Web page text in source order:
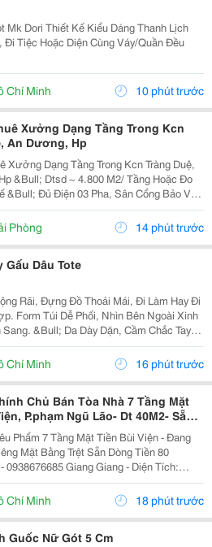
Mk Dori Thiết Kế Kiểu Dáng Thanh Lịch
Đi Tiệc Hoặc Diện Cùng Váy/Quần Đều
Chí Minh 10 phút trước
Xưởng Dạng Tầng Trong Kcn
An Dương, Hp
Xưởng Dạng Tầng Trong Kcn Tràng Duệ,
&Bull; Dtsd ~ 4.800 M2/ Tầng Hoặc Đo
&Bull; Đủ Điện 03 Pha, Sân Cổng Bảo Vệ,
Mới 100% &Bull; Giá Chào Thuê 5.25
Phòng 14 phút trước
Gấu Dâu Tote
Rãi, Đựng Đồ Thoải Mái, Đi Làm Hay Đi
Form Túi Dễ Phối, Nhìn Bên Ngoài Xinh
Cầm Chắc Tay
Dập Nổi Sắc Nét, Nhìn Rất Đẹp &Bull;
Gấu Cực Xinh &Bull; Full Box...
Chí Minh 16 phút trước
Chủ Bán Tòa Nhà 7 Tầng Mặt
P.phạm Ngũ Lão- Dt 40M2- Sẵn
Trệt 80Tr/Th- Vị Trí Vip Nhất
Phẩm 7 Tầng Mặt Tiền Bùi Viện - Đang
Mặt Bằng Trệt Sẵn Dòng Tiền 80
Giang Giang - Diện Tích:
2,85M Nở Hậu 5,55M * 11M. - Kết Cấu: 7
- Sẵn 11 Phòng Dịch Vụ - 12...
Chí Minh 18 phút trước
Guốc Nữ Gót 5 Cm